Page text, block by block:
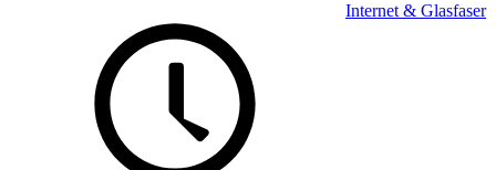
Internet & Glasfaser